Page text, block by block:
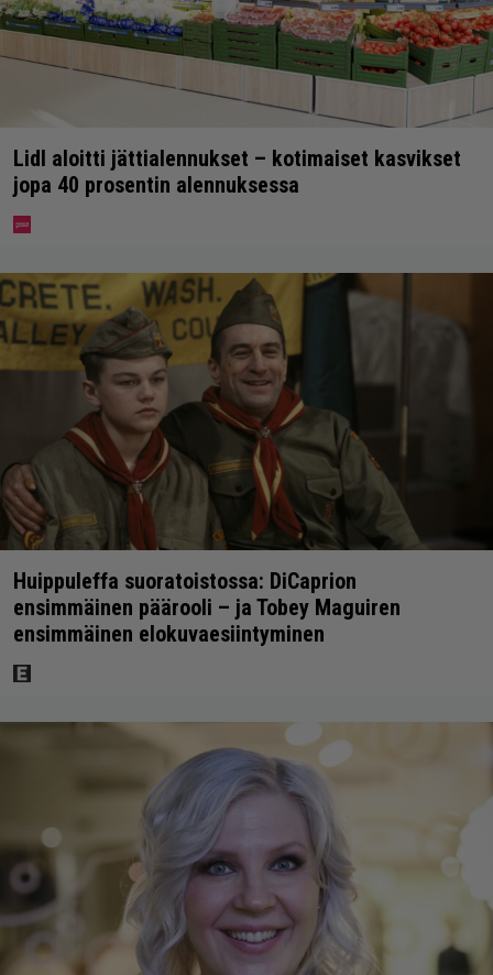
Lidl aloitti jättialennukset – kotimaiset kasvikset
jopa 40 prosentin alennuksessa
Huippuleffa suoratoistossa: DiCaprion
ensimmäinen päärooli – ja Tobey Maguiren
ensimmäinen elokuvaesiintyminen